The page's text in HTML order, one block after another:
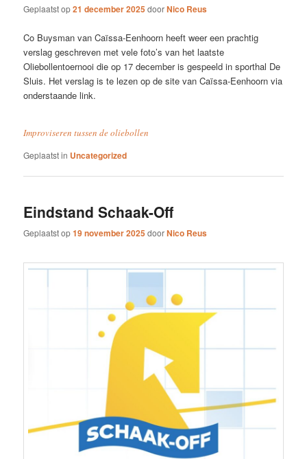
Geplaatst op21 december 2025 doorNico Reus
Co Buysman van Caïssa-Eenhoorn heeft weer een prachtig
verslag geschreven met vele foto’s van het laatste
Oliebollentoernooi die op 17 december is gespeeld in sporthal De
Sluis. Het verslag is te lezen op de site van Caïssa-Eenhoorn via
onderstaande link.
Improviseren tussen de oliebollen
Geplaatst in Uncategorized
Eindstand Schaak-Off
Geplaatst op19 november 2025 doorNico Reus